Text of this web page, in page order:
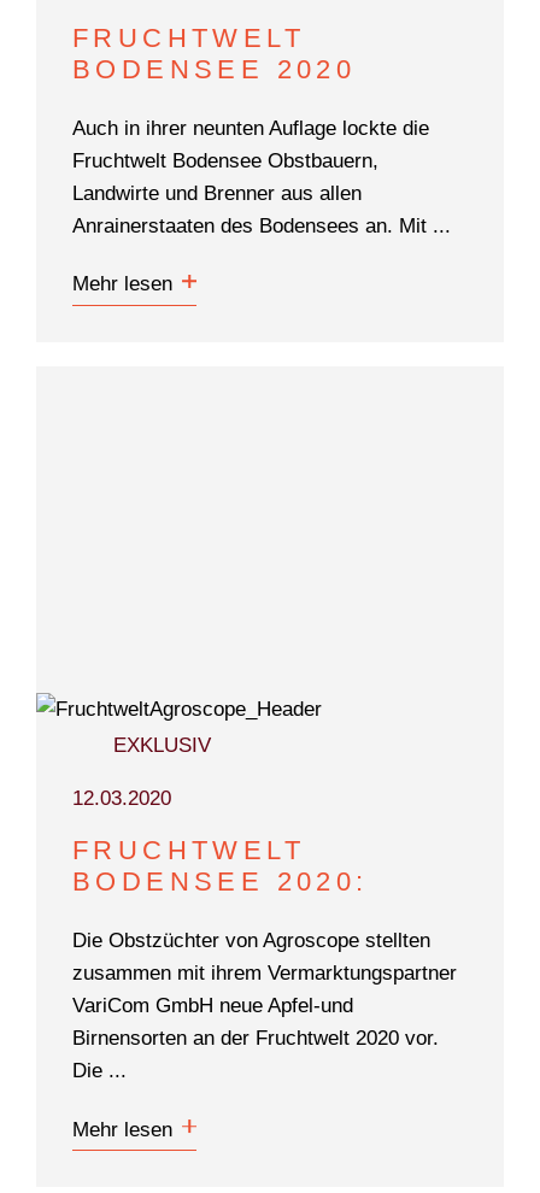
FRUCHTWELT
BODENSEE 2020
Auch in ihrer neunten Auflage lockte die
Fruchtwelt Bodensee Obstbauern,
Landwirte und Brenner aus allen
Anrainerstaaten des Bodensees an. Mit ...
Mehr lesen
EXKLUSIV
12.03.2020
FRUCHTWELT
BODENSEE 2020:
Die Obstzüchter von Agroscope stellten
zusammen mit ihrem Vermarktungspartner
VariCom GmbH neue Apfel-und
Birnensorten an der Fruchtwelt 2020 vor.
Die ...
Mehr lesen